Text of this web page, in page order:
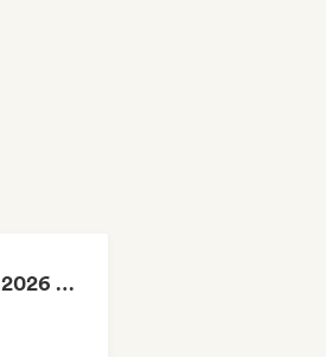
RAP FRANÇAIS 2026 🔥🇫🇷 (Way Records)